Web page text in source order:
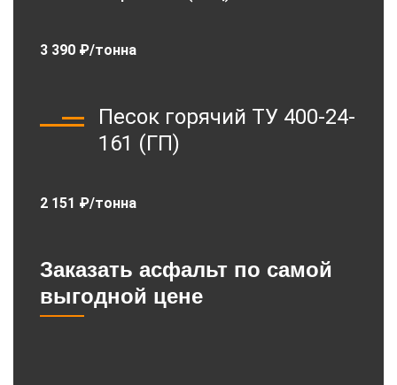
3 390 ₽/тонна
Песок горячий ТУ 400-24-
161 (ГП)
2 151 ₽/тонна
Заказать асфальт по самой
выгодной цене